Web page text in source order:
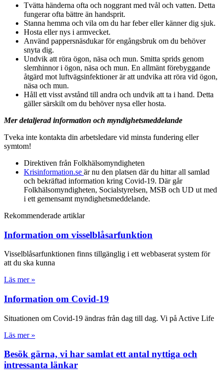
Tvätta händerna ofta och noggrant med tvål och vatten. Detta
fungerar ofta bättre än handsprit.
Stanna hemma och vila om du har feber eller känner dig sjuk.
Hosta eller nys i armvecket.
Använd pappersnäsdukar för engångsbruk om du behöver
snyta dig.
Undvik att röra ögon, näsa och mun. Smitta sprids genom
slemhinnor i ögon, näsa och mun. En allmänt förebyggande
åtgärd mot luftvägsinfektioner är att undvika att röra vid ögon,
näsa och mun.
Håll ett visst avstånd till andra och undvik att ta i hand. Detta
gäller särskilt om du behöver nysa eller hosta.
Mer detaljerad information och myndighetsmeddelande
Tveka inte kontakta din arbetsledare vid minsta fundering eller
symtom!
Direktiven från Folkhälsomyndigheten
Krisinformation.se är nu den platsen där du hittar all samlad
och bekräftad information kring Covid-19. Där går
Folkhälsomyndigheten, Socialstyrelsen, MSB och UD ut med
i ett gemensamt myndighetsmeddelande.
Rekommenderade artiklar
Information om visselblåsarfunktion
Visselblåsarfunktionen finns tillgänglig i ett webbaserat system för
att du ska kunna
Läs mer »
Information om Covid-19
Situationen om Covid-19 ändras från dag till dag. Vi på Active Life
Läs mer »
Besök gärna, vi har samlat ett antal nyttiga och
intressanta länkar